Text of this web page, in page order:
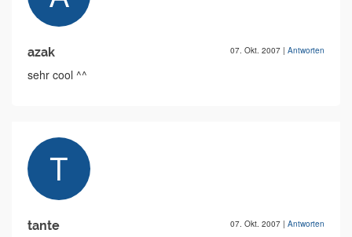
azak 07. Okt. 2007 | Antworten
sehr cool ^^
tante 07. Okt. 2007 | Antworten